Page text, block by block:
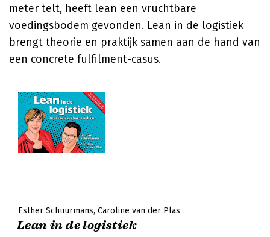
meter telt, heeft lean een vruchtbare
voedingsbodem gevonden. Lean in de logistiek
brengt theorie en praktijk samen aan de hand van
een concrete fulfilment-casus.
Esther Schuurmans Caroline van der Plas
Lean in de logistiek